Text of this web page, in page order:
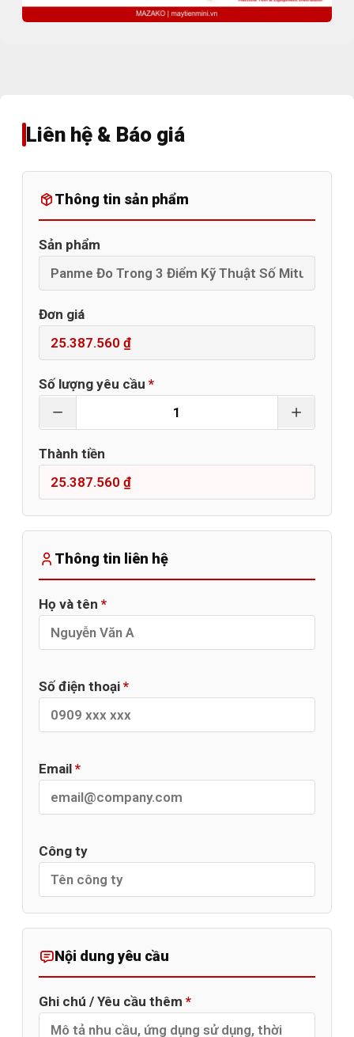
Liên hệ & Báo giá
Thông tin sản phẩm
Sản phẩm
Đơn giá
Số lượng yêu cầu *
Thành tiền
Thông tin liên hệ
Họ và tên *
Số điện thoại *
Email *
Công ty
Nội dung yêu cầu
Ghi chú / Yêu cầu thêm *